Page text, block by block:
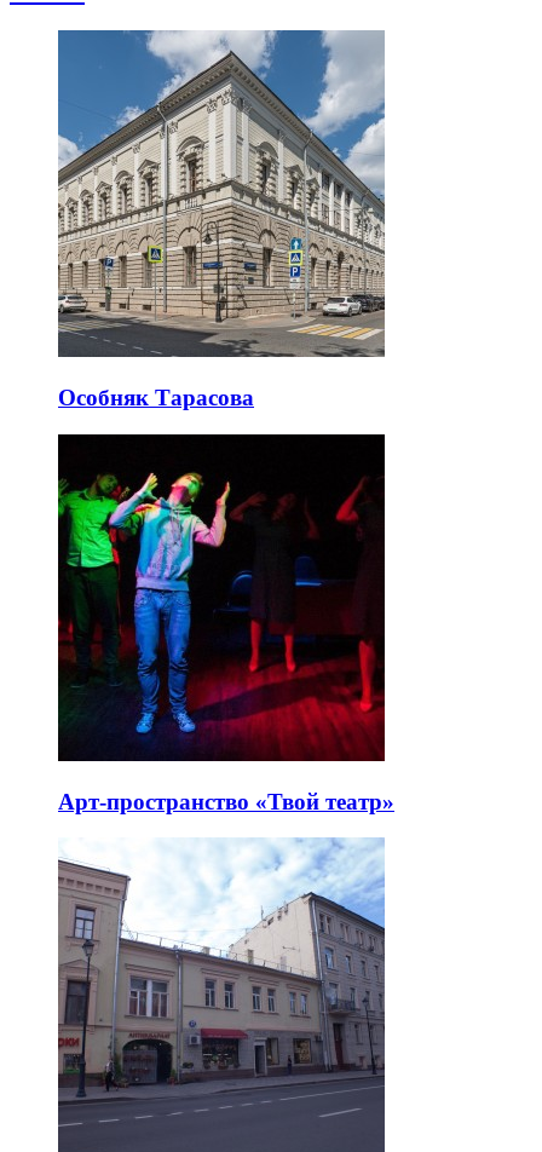
Особняк Тарасова
Арт-пространство «Твой театр»